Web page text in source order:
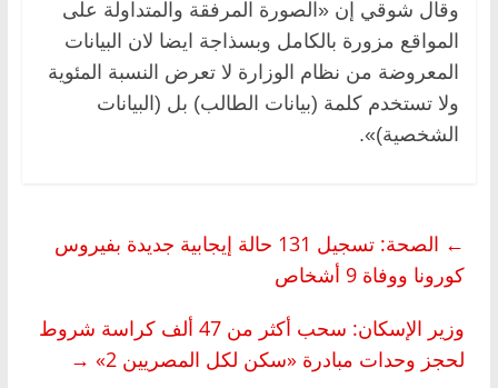
وقال شوقي إن «الصورة المرفقة والمتداولة على
المواقع مزورة بالكامل وبسذاجة ايضا لان البيانات
المعروضة من نظام الوزارة لا تعرض النسبة المئوية
ولا تستخدم كلمة (بيانات الطالب) بل (البيانات
الشخصية)».
←
الصحة: تسجيل 131 حالة إيجابية جديدة بفيروس
كورونا ووفاة 9 أشخاص
وزير الإسكان: سحب أكثر من 47 ألف كراسة شروط
لحجز وحدات مبادرة «سكن لكل المصريين 2»
→